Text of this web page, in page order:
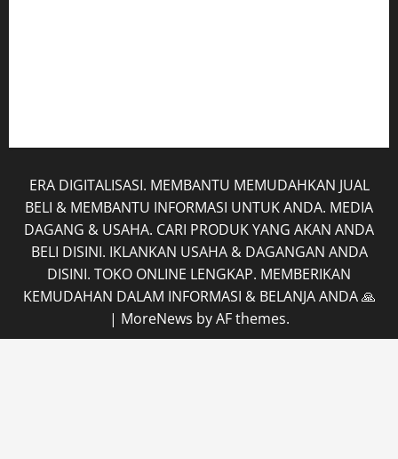
ERA DIGITALISASI. MEMBANTU MEMUDAHKAN JUAL
BELI & MEMBANTU INFORMASI UNTUK ANDA. MEDIA
DAGANG & USAHA. CARI PRODUK YANG AKAN ANDA
BELI DISINI. IKLANKAN USAHA & DAGANGAN ANDA
DISINI. TOKO ONLINE LENGKAP. MEMBERIKAN
KEMUDAHAN DALAM INFORMASI & BELANJA ANDA 🙏
| MoreNews by AF themes.